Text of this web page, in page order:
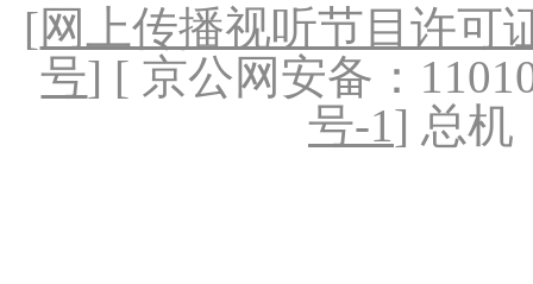
[网上传播视听节目许可
号] [ 京公网安备：
号-1] 总机